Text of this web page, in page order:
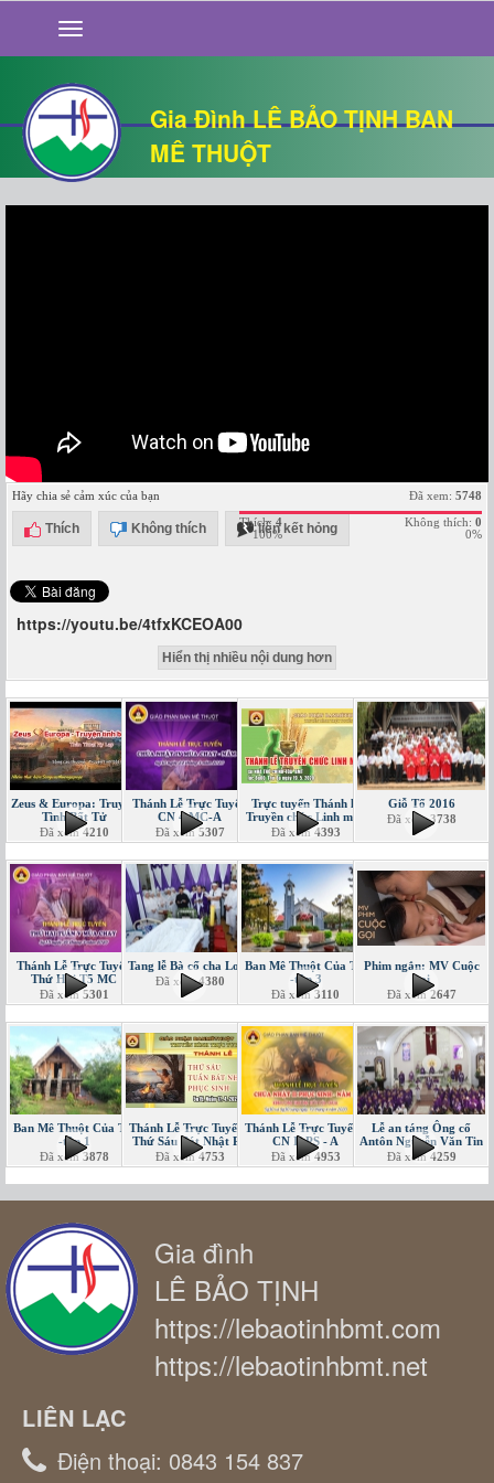
Gia Đình LÊ BẢO TỊNH BAN
MÊ THUỘT
GIỚI THIỆU
TIN TỨC
SỐNG ĐẠO
CHUYỆN NHÀ
QUÁN VĂN
Hãy chia sẻ cảm xúc của bạn
Thích Không thích liên kết hỏng
Đã xem: 5748
Thích: 4
100%
Không thích: 0
0%
https://youtu.be/4tfxKCEOA00
Hiển thị nhiều nội dung hơn
Zeus & Europa: Truyện
Tình Bất Tử
Đã xem4210
Thánh Lễ Trực Tuyến
CN 4 MC-A
Đã xem5307
Trực tuyến Thánh lễ
Truyền chức Linh mục
Đã xem4393
Giỗ Tổ 2016
Đã xem3738
Thánh Lễ Trực Tuyến
Thứ Hai T5 MC
Đã xem5301
Tang lễ Bà cố cha Loan
Đã xem4380
Ban Mê Thuột Của Tôi
-tập 3
Đã xem3110
Phim ngắn: MV Cuộc
gọi
Đã xem2647
Ban Mê Thuột Của Tôi
-tập 1
Đã xem3878
Thánh Lễ Trực Tuyến -
Thứ Sáu Bát Nhật PS
Đã xem4753
Thánh Lễ Trực Tuyến -
CN II PS - A
Đã xem4953
Lễ an táng Ông cố
Antôn Nguyễn Văn Tin
Đã xem4259
Gia đình
LÊ BẢO TỊNH
https://lebaotinhbmt.com
https://lebaotinhbmt.net
LIÊN LẠC
Điện thoại: 0843 154 837